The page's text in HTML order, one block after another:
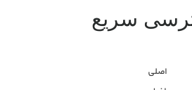
سریع
اصلی